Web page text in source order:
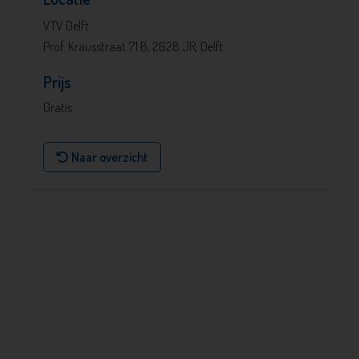
VTV Delft
Prof. Krausstraat 71 B, 2628 JR, Delft
Prijs
Gratis
Naar overzicht